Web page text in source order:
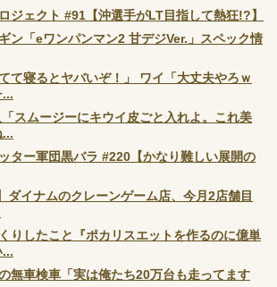
ジェクト #91【沖選手がLT目指して熱狂!?】
ン「eワンパンマン2 甘デジVer.」スペック情
て寝るとヤバいぞ！」 ワイ「大丈夫やろｗ
...
「スムージーにキウイ皮ごと入れよ。これ美
ター軍団黒バラ #220【かなり難しい展開の
ダイナムのクレーンゲーム店、今月2店舗目
りしたこと『ポカリスエットを作るのに億単
無車検車「実は俺たち20万台も走ってます